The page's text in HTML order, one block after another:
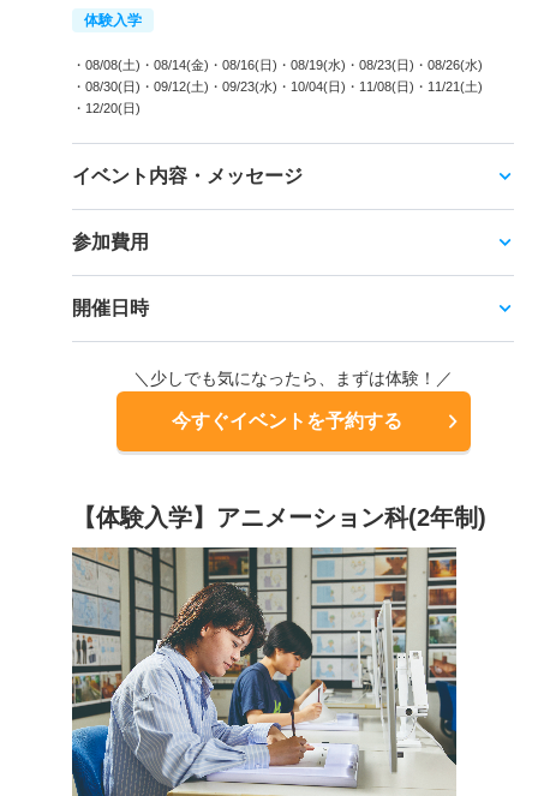
体験入学
・08/08(土) ・08/14(金) ・08/16(日) ・08/19(水) ・08/23(日) ・08/26(水)
・08/30(日) ・09/12(土) ・09/23(水) ・10/04(日) ・11/08(日) ・11/21(土)
・12/20(日)
イベント内容・メッセージ
参加費用
開催日時
＼少しでも気になったら、まずは体験！／
今すぐイベントを予約する
【体験入学】アニメーション科(2年制)